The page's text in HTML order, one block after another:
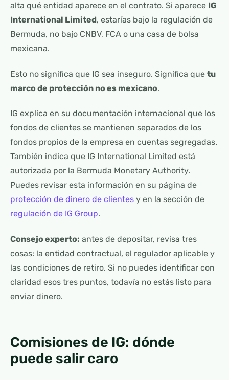
alta qué entidad aparece en el contrato. Si aparece IG
International Limited, estarías bajo la regulación de
Bermuda, no bajo CNBV, FCA o una casa de bolsa
mexicana.
Esto no significa que IG sea inseguro. Significa que tu
marco de protección no es mexicano.
IG explica en su documentación internacional que los
fondos de clientes se mantienen separados de los
fondos propios de la empresa en cuentas segregadas.
También indica que IG International Limited está
autorizada por la Bermuda Monetary Authority.
Puedes revisar esta información en su página de
protección de dinero de clientes y en la sección de
regulación de IG Group.
Consejo experto: antes de depositar, revisa tres
cosas: la entidad contractual, el regulador aplicable y
las condiciones de retiro. Si no puedes identificar con
claridad esos tres puntos, todavía no estás listo para
enviar dinero.
Comisiones de IG: dónde
puede salir caro